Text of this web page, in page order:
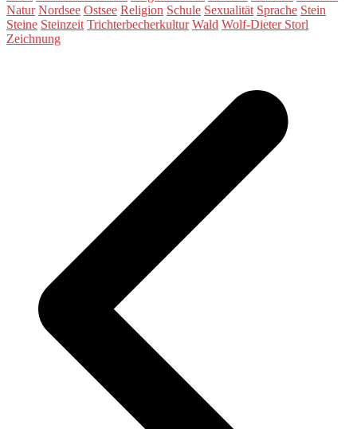
Natur Nordsee Ostsee Religion Schule Sexualität Sprache Stein
Steine Steinzeit Trichterbecherkultur Wald Wolf-Dieter Storl
Zeichnung